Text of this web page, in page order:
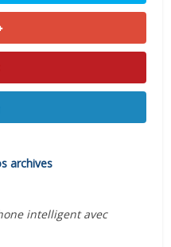
archives
intelligent avec